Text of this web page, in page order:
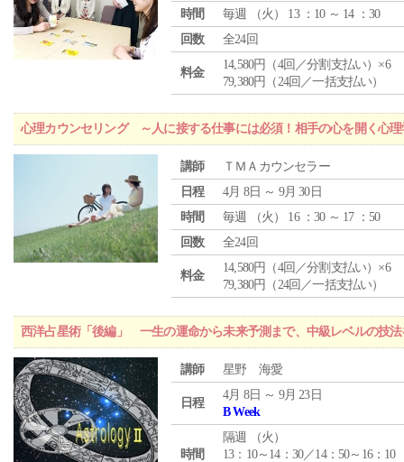
時間
毎週 （火 ） 13 ：10 ～ 14 ：30
回数
全24回
料金
14,580円（4回／分割支払い）×6
79,380円（24回／一括支払い）
心理カウンセリング ～人に接する仕事には必須！相手の心を開く心理
講師
ＴＭＡカウンセラー
日程
4月 8日 ～ 9月 30日
時間
毎週 （火 ） 16 ：30 ～ 17 ：50
回数
全24回
料金
14,580円（4回／分割支払い）×6
79,380円（24回／一括支払い）
西洋占星術「後編」 一生の運命から未来予測まで、中級レベルの技法
講師 星野 海愛
日程
4月 8日 ～ 9月 23日
B Week
時間
隔週 （火 ）
13：10～14：30／14：50～16：10